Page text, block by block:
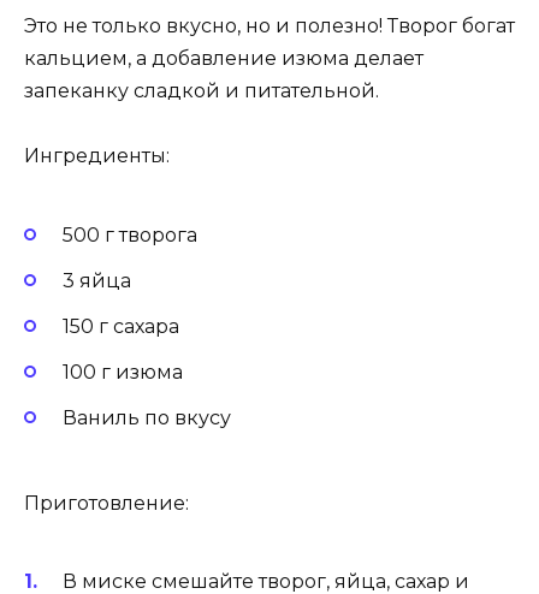
Это не только вкусно, но и полезно! Творог богат
кальцием, а добавление изюма делает
запеканку сладкой и питательной.
Ингредиенты:
500 г творога
3 яйца
150 г сахара
100 г изюма
Ваниль по вкусу
Приготовление:
В миске смешайте творог, яйца, сахар и